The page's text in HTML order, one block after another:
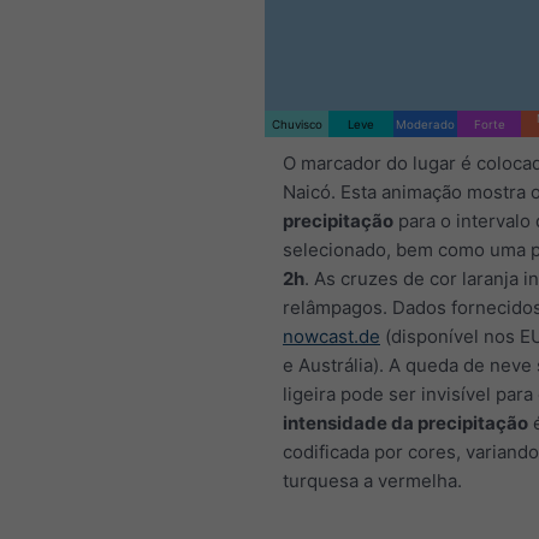
Chuvisco Leve Moderado Forte
O marcador do lugar é
Naicó. Esta animação mostra
precipitação para o intervalo
selecionado, bem como uma
2h. As cruzes de cor laranja
relâmpagos. Dados
nowcast.de (disponível nos
e Austrália). A queda de neve
ligeira pode ser invisível
intensidade da precipitação
codificada por cores,
turquesa a vermelha.